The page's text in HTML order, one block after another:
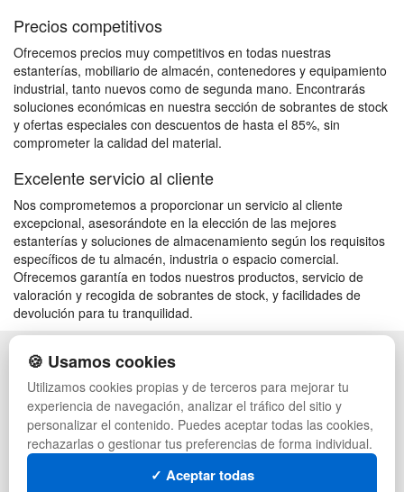
Precios competitivos
Ofrecemos precios muy competitivos en todas nuestras
estanterías, mobiliario de almacén, contenedores y equipamiento
industrial, tanto nuevos como de segunda mano. Encontrarás
soluciones económicas en nuestra sección de sobrantes de stock
y ofertas especiales con descuentos de hasta el 85%, sin
comprometer la calidad del material.
Excelente servicio al cliente
Nos comprometemos a proporcionar un servicio al cliente
excepcional, asesorándote en la elección de las mejores
estanterías y soluciones de almacenamiento según los requisitos
específicos de tu almacén, industria o espacio comercial.
Ofrecemos garantía en todos nuestros productos, servicio de
valoración y recogida de sobrantes de stock, y facilidades de
devolución para tu tranquilidad.
POLÍTICA DE PRIVACIDAD
CONDICIONES DE USO
CAMBIOS Y DEVOLUCIONES
CONTACTO
QUIENES SOMOS
MAPA WEB
PREGUNTAS FRECUENTES
PALETS DE PLÁSTICO
MANUTENCIÓN
GESTIÓN DE RESIDUOS
PALETS
CONTENEDORES DE PLÁSTICO
LIQUIDACIÓN Y SOBRANTES
🍪 Usamos cookies
Utilizamos cookies propias y de terceros para mejorar tu
experiencia de navegación, analizar el tráfico del sitio y
personalizar el contenido. Puedes aceptar todas las cookies,
rechazarlas o gestionar tus preferencias de forma individual.
✓ Aceptar todas